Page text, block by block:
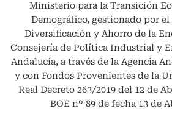
Ministerio para la Transición
Demográfico, gestionado por
Diversificación y Ahorro de la
Consejería de Política Industrial y
Andalucía, a través de la Agencia
y con Fondos Provenientes de la
Real Decreto 263/2019 del 12 de
BOE nº 89 de fecha 13 de